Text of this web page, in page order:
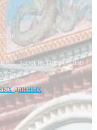
зарегистрировано
г.
данных